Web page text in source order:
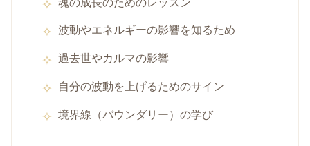
波動やエネルギーの影響を知るため
過去世やカルマの影響
自分の波動を上げるためのサイン
境界線（バウンダリー）の学び